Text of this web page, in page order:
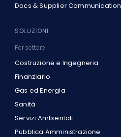
Docs & Supplier Communication
SOLUZIONI
Per settore
Costruzione e Ingegneria
Finanziario
Gas ed Energia
Sanità
Servizi Ambientali
Pubblica Amministrazione